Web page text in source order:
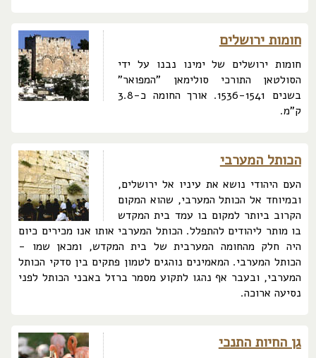
חומות ירושלים
חומות ירושלים של ימינו נבנו על ידי
הסולטאן התורכי סולימאן "המפואר"
בשנים 1536-1541. אורך החומה כ-3.8
ק"מ.
הכותל המערבי
העם היהודי נושא את עיניו אל ירושלים,
ובמיוחד אל הכותל המערבי, שהוא המקום
הקרוב ביותר למקום בו עמד בית המקדש
בו מותר ליהודים להתפלל. הכותל המערבי אותו אנו מכירים כיום
היה חלק מהחומה המערבית של בית המקדש, ומכאן שמו -
הכותל המערבי. המאמינים נוהגים לטמון פתקים בין סדקי הכותל
המערבי, ובעבר אף נהגו לתקוע מסמר ברזל באבני הכותל לפני
נסיעה ארוכה.
גן החיות התנכי